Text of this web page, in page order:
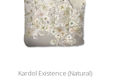
Kardol Existence (Natural)